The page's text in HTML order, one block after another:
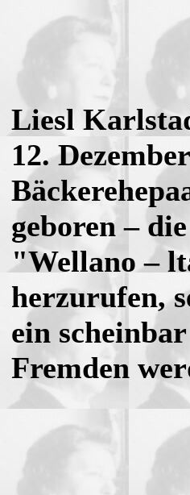
Liesl
12.
geboren –
"Wellano –
herzurufen,
ein
Fremden